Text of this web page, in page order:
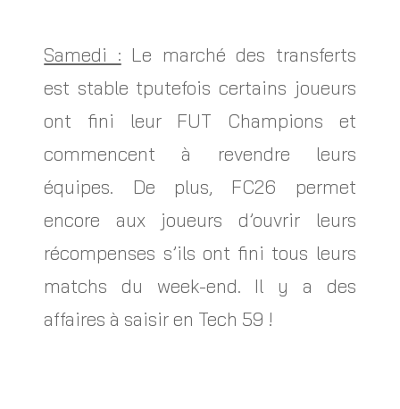
Samedi : Le marché des transferts
est stable tputefois certains joueurs
ont fini leur FUT Champions et
commencent à revendre leurs
équipes. De plus, FC26 permet
encore aux joueurs d’ouvrir leurs
récompenses s’ils ont fini tous leurs
matchs du week-end. Il y a des
affaires à saisir en Tech 59 !